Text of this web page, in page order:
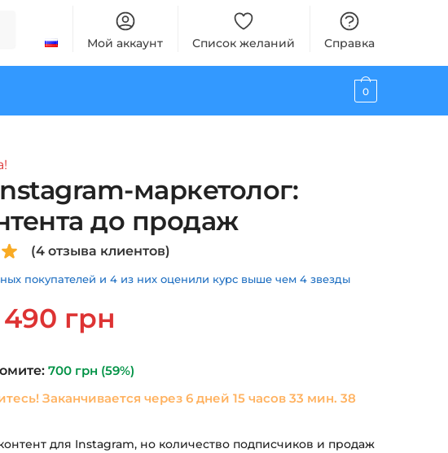
Мой аккаунт Список желаний Справка
0
маркетолог:
до продаж
(4 отзыва клиентов)
покупателей и 4 из них оценили курс выше чем 4 звезды
Первоначальная
цена
1,190 грн.
490 грн
700 грн (59%)
Заканчивается через6 дней 15 часов 33 мин. 38
для Instagram, но количество подписчиков и продаж